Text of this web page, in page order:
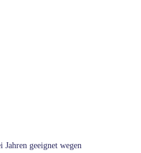
geeignet wegen